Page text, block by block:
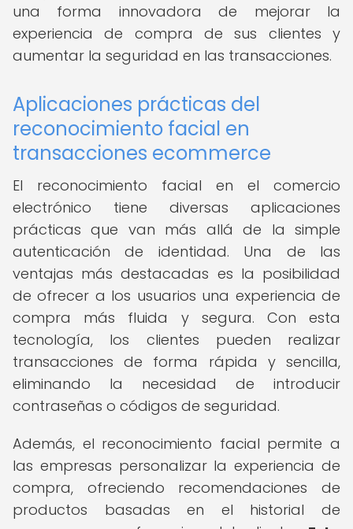
una forma innovadora de mejorar la
experiencia de compra de sus clientes y
aumentar la seguridad en las transacciones.
Aplicaciones prácticas del
reconocimiento facial en
transacciones ecommerce
El reconocimiento facial en el comercio
electrónico tiene diversas aplicaciones
prácticas que van más allá de la simple
autenticación de identidad. Una de las
ventajas más destacadas es la posibilidad
de ofrecer a los usuarios una experiencia de
compra más fluida y segura. Con esta
tecnología, los clientes pueden realizar
transacciones de forma rápida y sencilla,
eliminando la necesidad de introducir
contraseñas o códigos de seguridad.
Además, el reconocimiento facial permite a
las empresas personalizar la experiencia de
compra, ofreciendo recomendaciones de
productos basadas en el historial de